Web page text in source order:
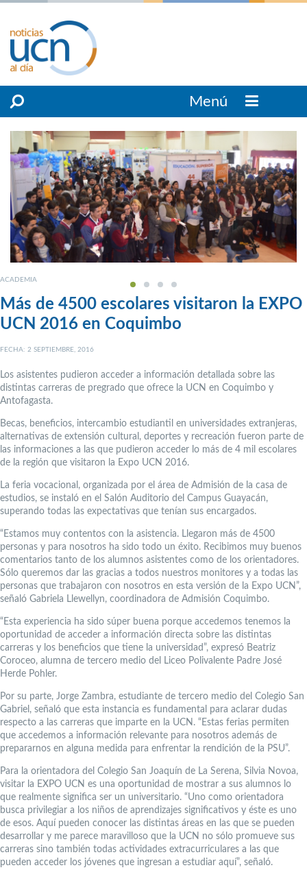
Menú
ACADEMIA
Más de 4500 escolares visitaron la EXPO
UCN 2016 en Coquimbo
FECHA: 2 SEPTIEMBRE, 2016
Los asistentes pudieron acceder a información detallada sobre las
distintas carreras de pregrado que ofrece la UCN en Coquimbo y
Antofagasta.
Becas, beneficios, intercambio estudiantil en universidades extranjeras,
alternativas de extensión cultural, deportes y recreación fueron parte de
las informaciones a las que pudieron acceder lo más de 4 mil escolares
de la región que visitaron la Expo UCN 2016.
La feria vocacional, organizada por el área de Admisión de la casa de
estudios, se instaló en el Salón Auditorio del Campus Guayacán,
superando todas las expectativas que tenían sus encargados.
“Estamos muy contentos con la asistencia. Llegaron más de 4500
personas y para nosotros ha sido todo un éxito. Recibimos muy buenos
comentarios tanto de los alumnos asistentes como de los orientadores.
Sólo queremos dar las gracias a todos nuestros monitores y a todas las
personas que trabajaron con nosotros en esta versión de la Expo UCN”,
señaló Gabriela Llewellyn, coordinadora de Admisión Coquimbo.
“Esta experiencia ha sido súper buena porque accedemos tenemos la
oportunidad de acceder a información directa sobre las distintas
carreras y los beneficios que tiene la universidad”, expresó Beatriz
Coroceo, alumna de tercero medio del Liceo Polivalente Padre José
Herde Pohler.
Por su parte, Jorge Zambra, estudiante de tercero medio del Colegio San
Gabriel, señaló que esta instancia es fundamental para aclarar dudas
respecto a las carreras que imparte en la UCN. “Estas ferias permiten
que accedemos a información relevante para nosotros además de
prepararnos en alguna medida para enfrentar la rendición de la PSU”.
Para la orientadora del Colegio San Joaquín de La Serena, Silvia Novoa,
visitar la EXPO UCN es una oportunidad de mostrar a sus alumnos lo
que realmente significa ser un universitario. “Uno como orientadora
busca privilegiar a los niños de aprendizajes significativos y éste es uno
de esos. Aquí pueden conocer las distintas áreas en las que se pueden
desarrollar y me parece maravilloso que la UCN no sólo promueve sus
carreras sino también todas actividades extracurriculares a las que
pueden acceder los jóvenes que ingresan a estudiar aquí”, señaló.